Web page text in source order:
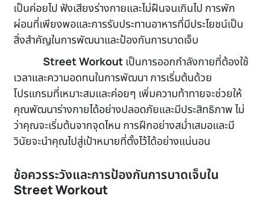
เป็นค่อยไป ฟังเสียงร่างกายและไม่ฝืนจนเกินไป การพัก
ผ่อนที่เพียงพอและการรับประทานอาหารที่มีประโยชน์เป็น
สิ่งสำคัญในการพัฒนาและป้องกันการบาดเจ็บ
Street Workout เป็นการออกกำลังกายที่ต้องใช้
เวลาและความอดทนในการพัฒนา การเริ่มต้นด้วย
โปรแกรมที่เหมาะสมและค่อยๆ เพิ่มความท้าทายจะช่วยให้
คุณพัฒนาร่างกายได้อย่างปลอดภัยและมีประสิทธิภาพ ไม่
ว่าคุณจะเริ่มต้นจากจุดไหน การฝึกอย่างสม่ำเสมอและมี
วินัยจะนำคุณไปสู่เป้าหมายที่ตั้งไว้ได้อย่างแน่นอน
ข้อควรระวังและการป้องกันการบาดเจ็บใน
Street Workout